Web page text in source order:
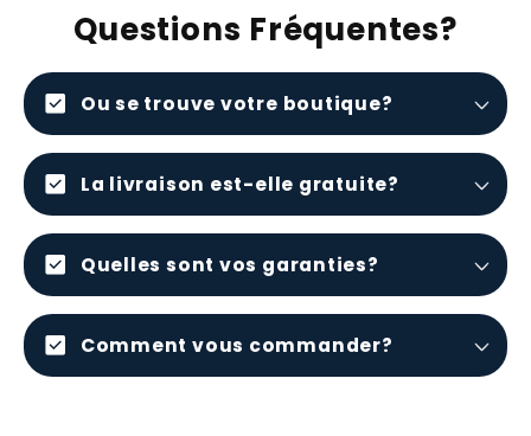
Questions Fréquentes?
check_box Ou se trouve votre boutique?
check_box La livraison est-elle gratuite?
check_box Quelles sont vos garanties?
check_box Comment vous commander?